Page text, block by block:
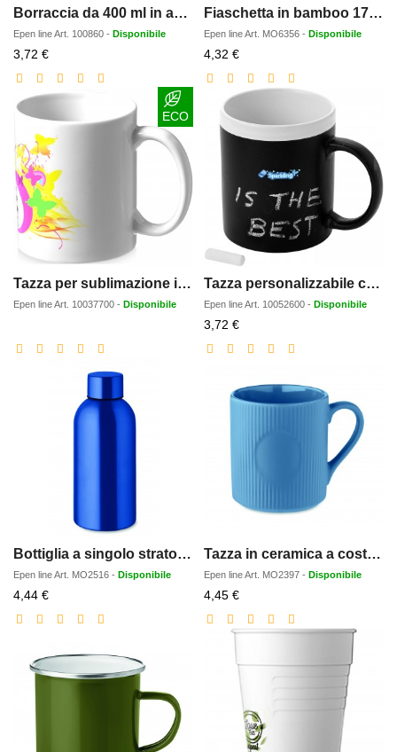
Borraccia da 400 ml in acciaio inossidabile certificato RCS a parete singola con moschettone Oregon
Epen lineArt. 100860 - Disponibile
3,72 €Prezzo
scontato
Fiaschetta in bamboo 170ml
Epen lineArt. MO6356 - Disponibile
4,32 €Prezzo
scontato
ECO
Tazza per sublimazione in ceramica Pic da 330 ml
Epen lineArt. 10037700 - Disponibile
Tazza personalizzabile con gessetto
Epen lineArt. 10052600 - Disponibile
3,72 €Prezzo
scontato
Bottiglia a singolo strato 500
Epen lineArt. MO2516 - Disponibile
4,44 €Prezzo
scontato
Tazza in ceramica a coste 340 m
Epen lineArt. MO2397 - Disponibile
4,45 €Prezzo
scontato